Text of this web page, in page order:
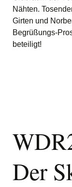
Nähten.
Girten und
Begrüßungs-
beteiligt!
Der